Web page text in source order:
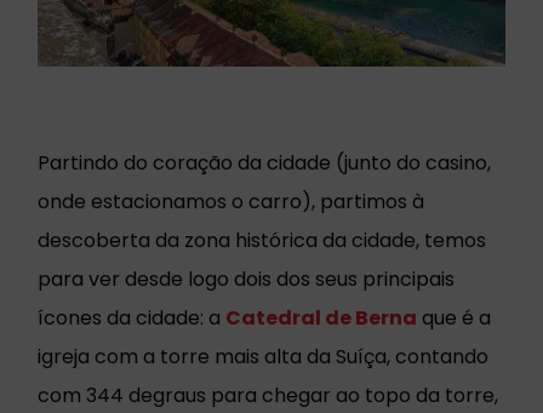
Partindo do coração da cidade (junto do casino,
onde estacionamos o carro), partimos à
descoberta da zona histórica da cidade, temos
para ver desde logo dois dos seus principais
ícones da cidade: a Catedral de Berna que é a
igreja com a torre mais alta da Suíça, contando
com 344 degraus para chegar ao topo da torre,